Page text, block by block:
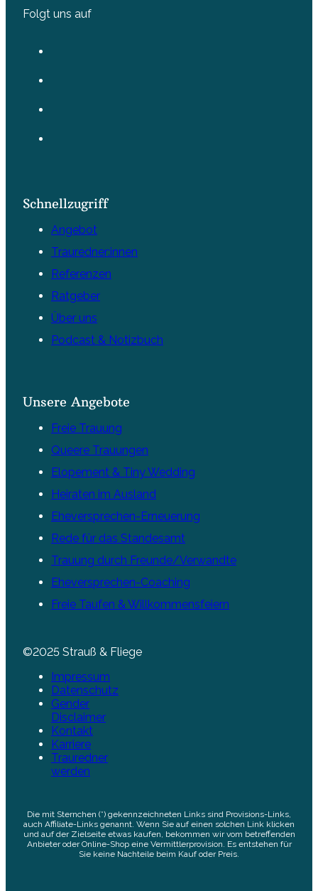
Folgt uns auf
Schnellzugriff
Angebot
Trauredner:innen
Referenzen
Ratgeber
Über uns
Podcast & Notizbuch
Unsere Angebote
Freie Trauung
Queere Trauungen
Elopement & Tiny Wedding
Heiraten im Ausland
Eheversprechen-Erneuerung
Rede für das Standesamt
Trauung durch Freunde/Verwandte
Eheversprechen-Coaching
Freie Taufen & Willkommensfeiern
©2025 Strauß & Fliege
Impressum
Datenschutz
Gender
Disclaimer
Kontakt
Karriere
Trauredner
werden
Die mit Sternchen (*) gekennzeichneten Links sind Provisions-Links,
auch Affiliate-Links genannt. Wenn Sie auf einen solchen Link klicken
und auf der Zielseite etwas kaufen, bekommen wir vom betreffenden
Anbieter oder Online-Shop eine Vermittlerprovision. Es entstehen für
Sie keine Nachteile beim Kauf oder Preis.